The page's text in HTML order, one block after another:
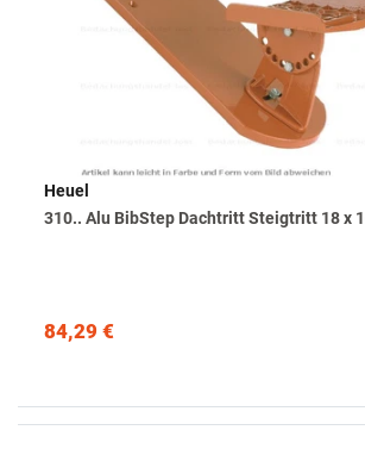
Heuel
310.. Alu BibStep Dachtritt Steigtritt 18 x
84,29 €